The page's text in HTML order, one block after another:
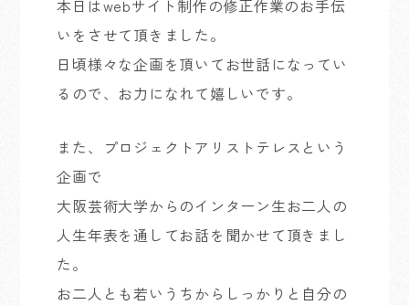
本日はwebサイト制作の修正作業のお手伝
いをさせて頂きました。
日頃様々な企画を頂いてお世話になってい
るので、お力になれて嬉しいです。
また、プロジェクトアリストテレスという
企画で
大阪芸術大学からのインターン生お二人の
人生年表を通してお話を聞かせて頂きまし
た。
お二人とも若いうちからしっかりと自分の